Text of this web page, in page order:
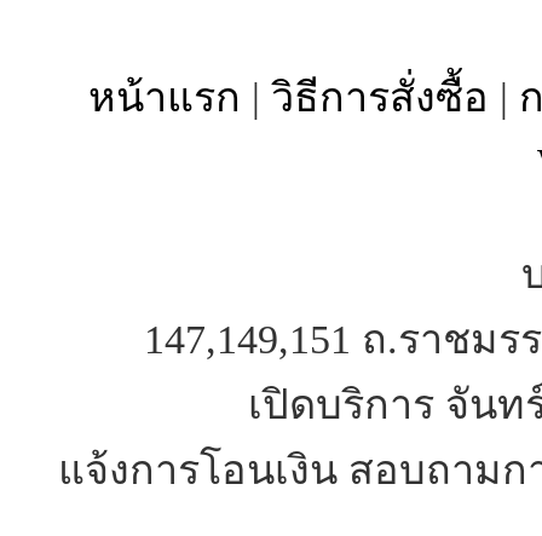
หน้าแรก | วิธีการสั่งซื้อ |
147,149,151 ถ.ราชม
เปิดบริการ จันท
แจ้งการโอนเงิน สอบถามก